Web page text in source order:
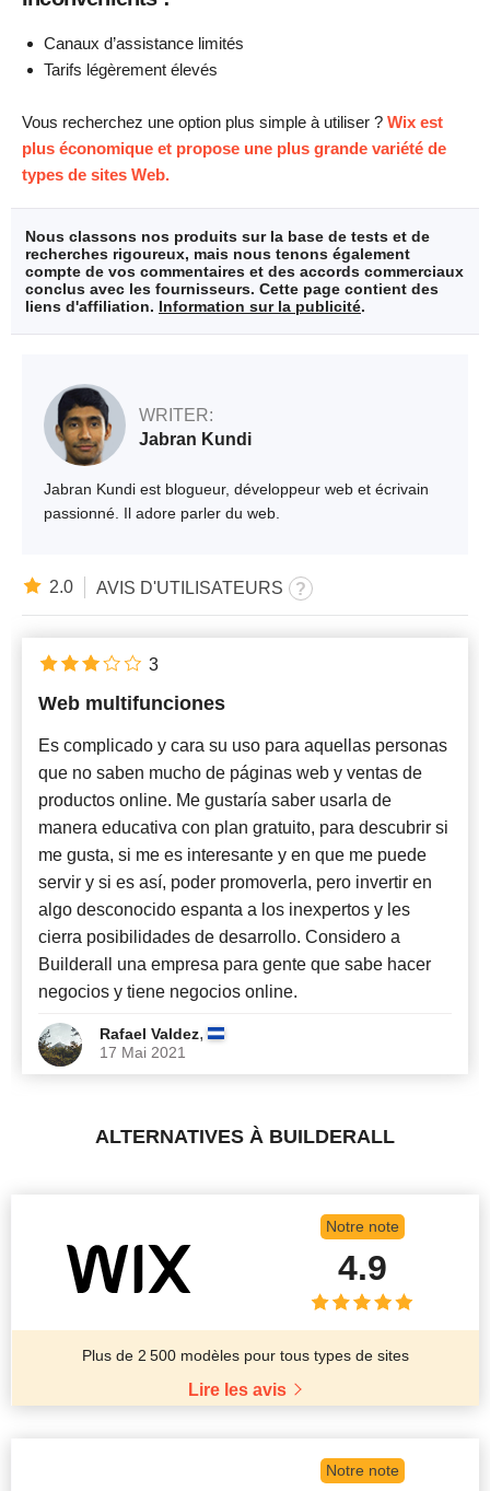
Canaux d’assistance limités
Tarifs légèrement élevés
Vous recherchez une option plus simple à utiliser ? Wix est
plus économique et propose une plus grande variété de
types de sites Web.
Nous classons nos produits sur la base de tests et de
recherches rigoureux, mais nous tenons également
compte de vos commentaires et des accords commerciaux
conclus avec les fournisseurs. Cette page contient des
liens d'affiliation. Information sur la publicité.
WRITER:
Jabran Kundi
Jabran Kundi est blogueur, développeur web et écrivain
passionné. Il adore parler du web.
2.0 AVIS D'UTILISATEURS
Web multifunciones
Es complicado y cara su uso para aquellas personas
que no saben mucho de páginas web y ventas de
productos online. Me gustaría saber usarla de
manera educativa con plan gratuito, para descubrir si
me gusta, si me es interesante y en que me puede
servir y si es así, poder promoverla, pero invertir en
algo desconocido espanta a los inexpertos y les
cierra posibilidades de desarrollo. Considero a
Builderall una empresa para gente que sabe hacer
negocios y tiene negocios online.
Rafael Valdez,
17 Mai 2021
3
ALTERNATIVES À BUILDERALL
Notre note
4.9
Plus de 2 500 modèles pour tous types de sites
Lire les avis
Notre note